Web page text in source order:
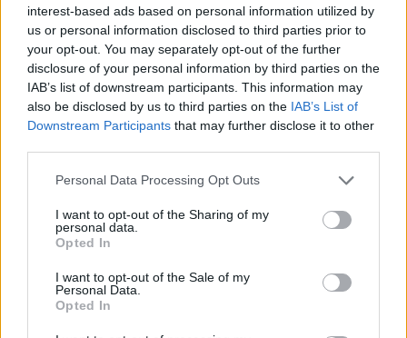
interest-based ads based on personal information utilized by
us or personal information disclosed to third parties prior to
your opt-out. You may separately opt-out of the further
disclosure of your personal information by third parties on the
IAB’s list of downstream participants. This information may
also be disclosed by us to third parties on the IAB’s List of
Downstream Participants that may further disclose it to other
Personal Data Processing Opt Outs
I want to opt-out of the Sharing of my
personal data.
Opted In
I want to opt-out of the Sale of my
Personal Data.
Opted In
Ακολουθήστε το E-Radio.gr στο
και μάθετε πρώτοιτα πιο hot νέα